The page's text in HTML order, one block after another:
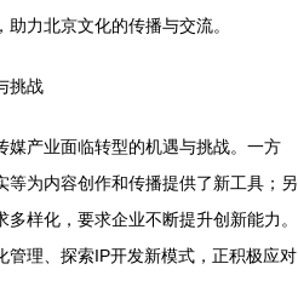
力北京文化的传播与交流。
挑战
媒产业面临转型的机遇与挑战。一方
等为内容创作和传播提供了新工具；另
样化，要求企业不断提升创新能力。
管理、探索IP开发新模式，正积极应对